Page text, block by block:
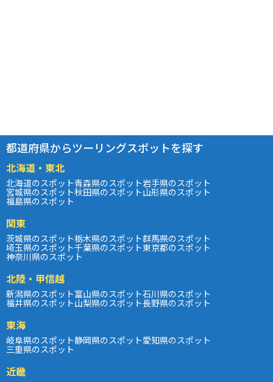
都道府県からツーリングスポットを探す
北海道・東北
北海道のスポット青森県のスポット岩手県のスポット
宮城県のスポット秋田県のスポット山形県のスポット
福島県のスポット
関東
茨城県のスポット栃木県のスポット群馬県のスポット
埼玉県のスポット千葉県のスポット東京都のスポット
神奈川県のスポット
北陸・甲信越
新潟県のスポット富山県のスポット石川県のスポット
福井県のスポット山梨県のスポット長野県のスポット
東海
岐阜県のスポット静岡県のスポット愛知県のスポット
三重県のスポット
近畿